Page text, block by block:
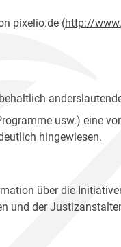
pixelio.de (http://
usw.) eine
hingewiesen.
über die
und der